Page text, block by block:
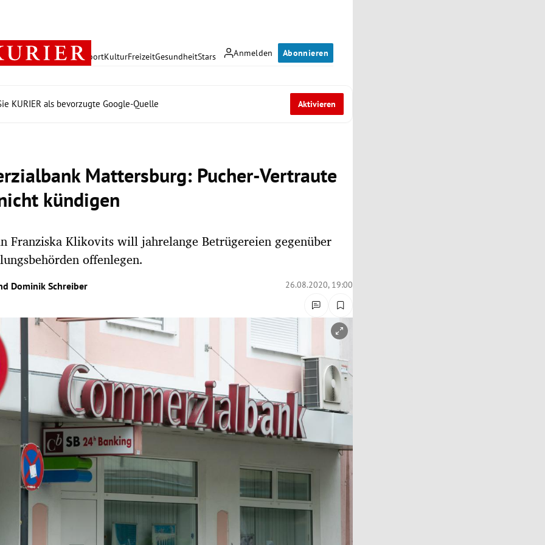
Anmelden Abonnieren
PolitikWirtschaft SportKulturFreizeitGesundheitStars
KURIER als bevorzugte Google-Quelle Aktivieren
Mattersburg: Pucher-Vertraute
kündigen
Franziska Klikovits will jahrelange Betrügereien gegenüber
offenlegen.
Dominik Schreiber 26.08.2020, 19:00
öffnen/schließen